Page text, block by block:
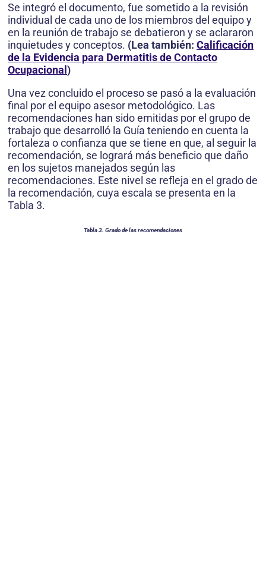
Se integró el documento, fue sometido a la revisión
individual de cada uno de los miembros del equipo y
en la reunión de trabajo se debatieron y se aclararon
inquietudes y conceptos. (Lea también: Calificación
de la Evidencia para Dermatitis de Contacto
Ocupacional)
Una vez concluido el proceso se pasó a la evaluación
final por el equipo asesor metodológico. Las
recomendaciones han sido emitidas por el grupo de
trabajo que desarrolló la Guía teniendo en cuenta la
fortaleza o confianza que se tiene en que, al seguir la
recomendación, se logrará más beneficio que daño
en los sujetos manejados según las
recomendaciones. Este nivel se refleja en el grado de
la recomendación, cuya escala se presenta en la
Tabla 3.
Tabla 3. Grado de las recomendaciones